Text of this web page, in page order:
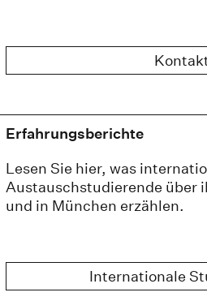
Erfahrungsberichte
Lesen Sie hier, was
Austauschstudierende über
und in München erzählen.
Internationale